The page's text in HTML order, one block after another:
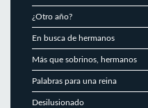
¿Otro año?
En busca de hermanos
Más que sobrinos, hermanos
Palabras para una reina
Desilusionado